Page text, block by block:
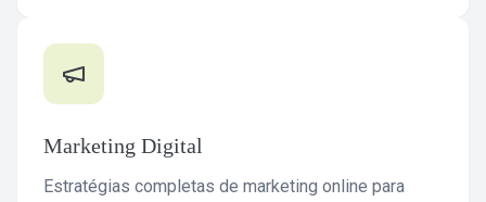
Marketing Digital
Estratégias completas de marketing online para